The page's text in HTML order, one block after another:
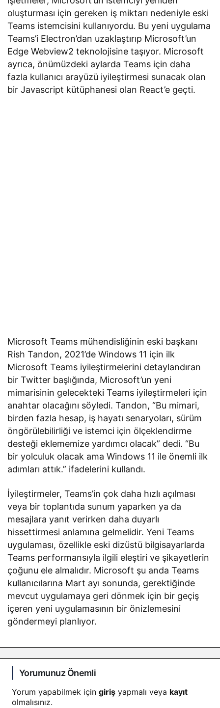
oluşturması için gereken iş miktarı nedeniyle eski
Teams istemcisini kullanıyordu. Bu yeni uygulama
Teams’i Electron’dan uzaklaştırıp Microsoft’un
Edge Webview2 teknolojisine taşıyor. Microsoft
ayrıca, önümüzdeki aylarda Teams için daha
fazla kullanıcı arayüzü iyileştirmesi sunacak olan
bir Javascript kütüphanesi olan React’e geçti.
Microsoft Teams mühendisliğinin eski başkanı
Rish Tandon, 2021’de Windows 11 için ilk
Microsoft Teams iyileştirmelerini detaylandıran
bir Twitter başlığında, Microsoft’un yeni
mimarisinin gelecekteki Teams iyileştirmeleri için
anahtar olacağını söyledi. Tandon, “Bu mimari,
birden fazla hesap, iş hayatı senaryoları, sürüm
öngörülebilirliği ve istemci için ölçeklendirme
desteği eklememize yardımcı olacak” dedi. “Bu
bir yolculuk olacak ama Windows 11 ile önemli ilk
adımları attık.” ifadelerini kullandı.
İyileştirmeler, Teams’in çok daha hızlı açılması
veya bir toplantıda sunum yaparken ya da
mesajlara yanıt verirken daha duyarlı
hissettirmesi anlamına gelmelidir. Yeni Teams
uygulaması, özellikle eski dizüstü bilgisayarlarda
Teams performansıyla ilgili eleştiri ve şikayetlerin
çoğunu ele almalıdır. Microsoft şu anda Teams
kullanıcılarına Mart ayı sonunda, gerektiğinde
mevcut uygulamaya geri dönmek için bir geçiş
içeren yeni uygulamasının bir önizlemesini
göndermeyi planlıyor.
Yorumunuz Önemli
Yorum yapabilmek için giriş yapmalı veya kayıt
olmalısınız.